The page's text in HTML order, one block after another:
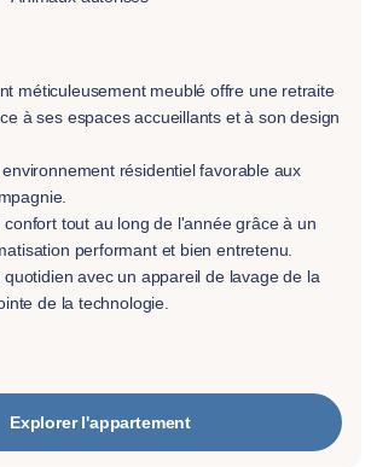
méticuleusement meublé offre une retraite
à ses espaces accueillants et à son design
résidentiel favorable aux
confort tout au long de l'année grâce à un
performant et bien entretenu.
quotidien avec un appareil de lavage de la
de la technologie.
Explorer l'appartement